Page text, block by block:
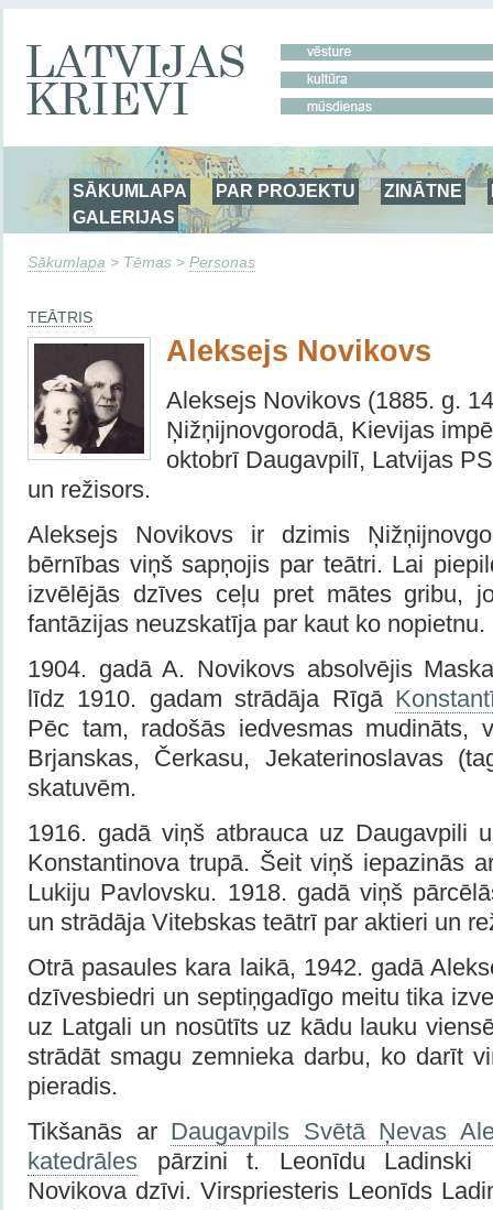
SĀKUMLAPA PAR PROJEKTU ZINĀTNE
GALERIJAS
Sākumlapa > Tēmas > Personas
TEĀTRIS
Aleksejs Novikovs
Aleksejs Novikovs (1885. g.
Ņižņijnovgorodā, Kievijas
oktobrī Daugavpilī, Latvijas
un režisors.
Aleksejs Novikovs ir dzimis
bērnības viņš sapņojis par teātri. Lai
izvēlējās dzīves ceļu pret mātes gribu,
fantāzijas neuzskatīja par kaut ko nopietnu.
1904. gadā A. Novikovs absolvējis
līdz 1910. gadam strādāja Rīgā
Pēc tam, radošās iedvesmas mudināts,
Brjanskas, Čerkasu, Jekaterinoslavas
skatuvēm.
1916. gadā viņš atbrauca uz Daugavpili
Konstantinova trupā. Šeit viņš iepazinās
Lukiju Pavlovsku. 1918. gadā viņš
un strādāja Vitebskas teātrī par aktieri un
Otrā pasaules kara laikā, 1942. gadā
dzīvesbiedri un septiņgadīgo meitu tika
uz Latgali un nosūtīts uz kādu lauku
strādāt smagu zemnieka darbu, ko darīt
pieradis.
Tikšanās ar Daugavpils Svētā Ņevas
katedrāles pārzini t. Leonīdu Ladinski
Novikova dzīvi. Virspriesteris Leonīds